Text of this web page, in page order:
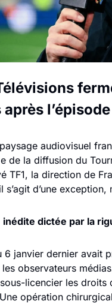
audiovisuel
de la diffusion du
TF1, la direction de
s’agit d’une exception,
inédite dictée par la
6 janvier dernier avait
les observateurs
licencier les
opération